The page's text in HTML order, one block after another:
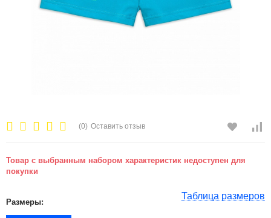
(0) Оставить отзыв
Товар с выбранным набором характеристик недоступен для
покупки
Таблица размеров
Размеры: